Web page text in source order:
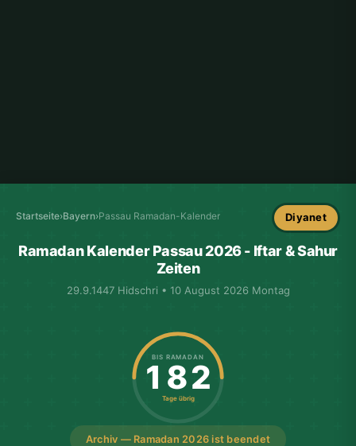
Startseite›Bayern›Passau Ramadan-Kalender Diyanet
Ramadan Kalender Passau 2026 - Iftar & Sahur
Zeiten
29.9.1447 Hidschri • 10 August 2026 Montag
Archiv — Ramadan 2026 ist beendet
BIS RAMADAN
182
Tage übrig